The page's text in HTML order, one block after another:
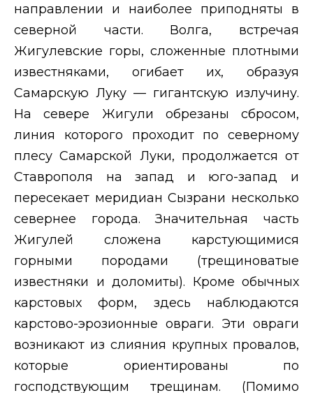
направлении и наиболее приподняты в
северной части. Волга, встречая
Жигулевские горы, сложенные плотными
известняками, огибает их, образуя
Самарскую Луку — гигантскую излучину.
На севере Жигули обрезаны сбросом,
линия которого проходит по северному
плесу Самарской Луки, продолжается от
Ставрополя на запад и юго-запад и
пересекает меридиан Сызрани несколько
севернее города. Значительная часть
Жигулей сложена карстующимися
горными породами (трещиноватые
известняки и доломиты). Кроме обычных
карстовых форм, здесь наблюдаются
карстово-эрозионные овраги. Эти овраги
возникают из слияния крупных провалов,
которые ориентированы по
господствующим трещинам. (Помимо